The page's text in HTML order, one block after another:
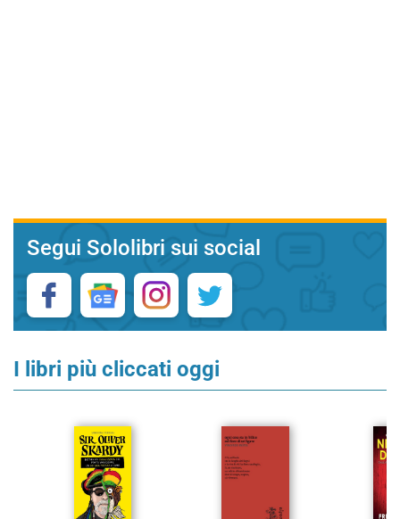
Segui Sololibri sui social
I libri più cliccati oggi